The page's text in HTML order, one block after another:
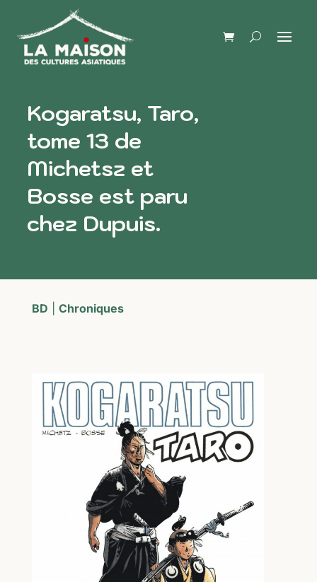
Kogaratsu, Taro,
tome 13 de
Michetsz et
Bosse est paru
chez Dupuis.
BD Chroniques